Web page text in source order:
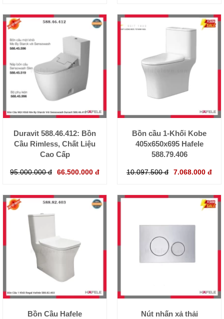
Duravit 588.46.412: Bồn
Cầu Rimless, Chất Liệu
Cao Cấp
95.000.000 đ 66.500.000 đ
Bồn cầu 1-Khối Kobe
405x650x695 Hafele
588.79.406
10.097.500 đ 7.068.000 đ
Bồn Cầu Hafele
Nút nhấn xả thải